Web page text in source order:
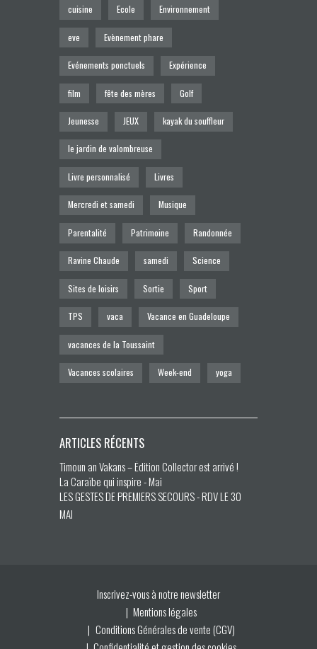
cuisine Ecole Environnement
eve Evènement phare
Evénements ponctuels Expérience
film fête des mères Golf
Jeunesse JEUX kayak du souffleur
le jardin de valombreuse
Livre personnalisé Livres
Mercredi et samedi Musique
Parentalité Patrimoine Randonnée
Ravine Chaude samedi Science
Sites de loisirs Sortie Sport
TPS vaca Vacance en Guadeloupe
vacances de la Toussaint
Vacances scolaires Week-end yoga
ARTICLES RÉCENTS
Timoun an Vakans – Édition Collector est arrivé !
La Caraïbe qui inspire - Mai
LES GESTES DE PREMIERS SECOURS - RDV LE 30
MAI
Inscrivez-vous à notre newsletter
Mentions légales
Conditions Générales de vente (CGV)